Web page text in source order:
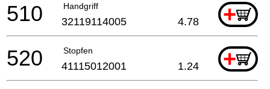
Handgriff +
510 32119114005 4.78
Stopfen +
520 41115012001 1.24